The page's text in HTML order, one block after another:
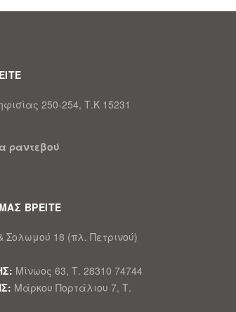
250-254, Τ.Κ 15231
ραντεβού
ΒΡΕΙΤΕ
Σολωμού 18 (πλ. Πετρινού)
Μίνωος 63, Τ. 28310 74744
Μάρκου Πορτάλιου 7, Τ.